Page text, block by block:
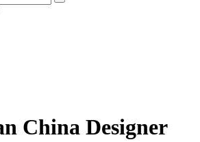
China Designer